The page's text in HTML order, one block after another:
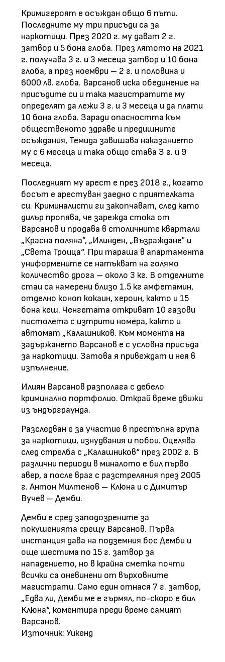
Кримигероят е осъждан общо 6 пъти.
Последните му три присъди са за
наркотици. През 2020 г. му дават 2 г.
затвор и 5 бона глоба. През лятото на 2021
г. получава 3 г. и 3 месеца затвор и 10 бона
глоба, а през ноември – 2 г. и половина и
6000 лв. глоба. Варсанов иска обединение на
присъдите си и така магистратите му
определят да лежи 3 г. и 3 месеца и да плати
10 бона глоба. Заради опасността към
общественото здраве и предишните
осъждания, Темида завишава наказанието
му с 6 месеца и така общо става З г. и 9
месеца.
Последният му арест е през 2018 г., когато
босът е арестуван заедно с приятелката
си. Криминалисти ги закопчават, след като
дилър пропява, че зарежда стока от
Варсанов и продава в столичните квартали
„Красна поляна”, „Илинден, „Възраждане" и
„Света Троица“. При тараша в апартамента
униформените се натъкват на голямо
количество дрога – около 3 кг. В отделните
стаи са намерени близо 1.5 кг амфетамин,
отделно коноп кокаин, хероин, както и 15
бона кеш. Ченгетата откриват 10 газови
пистолета с изтрити номера, както и
автомат „Калашников. Към момента на
задържането Варсанов е с условна присъда
за наркотици. Затова я привеждат и нея в
изпълнение.
Илиян Варсанов разполага с дебело
криминално портфолио. Открай време движи
из ъндърграунда.
Разследван е за участие в престъпна група
за наркотици, изнудвания и побои. Оцелява
след стрелба с „Калашников“ през 2002 г. В
различни периоди в миналото е бил първо
авер, а после враг с разстреляния през 2005
г. Антон Милтенов – Клюна и с Димитър
Вучев – Демби.
Демби е сред заподозрените за
покушенията срещу Варсанов. Първа
инстанция дава на подземния бос Демби и
още шестима по 15 г. затвор за
нападението, но в крайна сметка почти
всички са оневинени от върховните
магистрати. Само един отнася 7 г. затвор,
„Едва ли, Демби ме е гърмял, по-скоро е бил
Клюна“, коментира преди време самият
Варсанов.
Източник: Уикенд